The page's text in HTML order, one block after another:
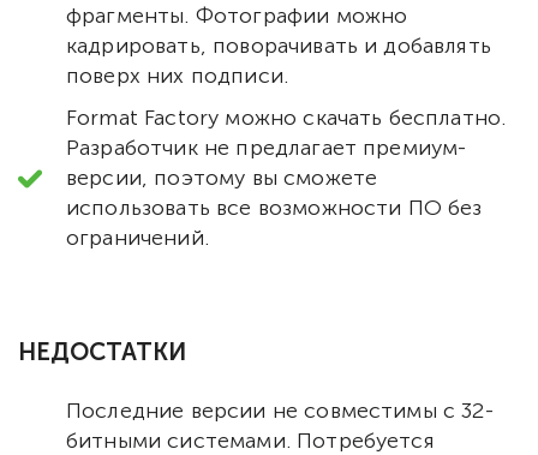
фрагменты. Фотографии можно
кадрировать, поворачивать и добавлять
поверх них подписи.
Format Factory можно скачать бесплатно.
Разработчик не предлагает премиум-
версии, поэтому вы сможете
использовать все возможности ПО без
ограничений.
НЕДОСТАТКИ
Последние версии не совместимы с 32-
битными системами. Потребуется